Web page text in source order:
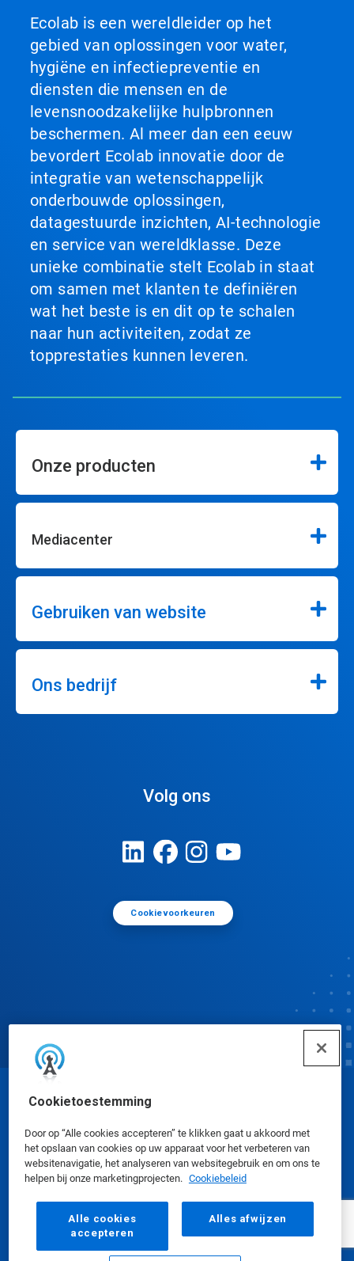
Cookietoestemming
Door op “Alle cookies accepteren” te klikken gaat u akkoord met
het opslaan van cookies op uw apparaat voor het verbeteren van
websitenavigatie, het analyseren van websitegebruik en om ons te
helpen bij onze marketingprojecten. Cookiebeleid
Alle cookies
accepteren
Alles afwijzen
Ecolab is een wereldleider op het
gebied van oplossingen voor water,
hygiëne en infectiepreventie en
diensten die mensen en de
levensnoodzakelijke hulpbronnen
beschermen. Al meer dan een eeuw
bevordert Ecolab innovatie door de
integratie van wetenschappelijk
onderbouwde oplossingen,
datagestuurde inzichten, AI-technologie
en service van wereldklasse. Deze
unieke combinatie stelt Ecolab in staat
om samen met klanten te definiëren
wat het beste is en dit op te schalen
naar hun activiteiten, zodat ze
topprestaties kunnen leveren.
Onze producten
Mediacenter
Gebruiken van website
Ons bedrijf
Volg ons
Cookievoorkeuren
© Ecolab Inc. 2025
Veiligheidsinformatiebladen|Privacybeleid|
Gebruiksvoorwaarden